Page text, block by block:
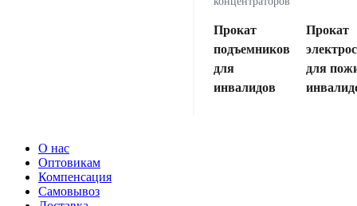
Прокат
подъемников
для
инвалидов
Прокат
для
О нас
Оптовикам
Компенсация
Самовывоз